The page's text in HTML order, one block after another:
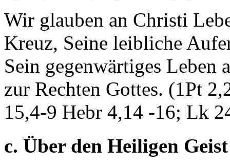
Wir glauben an Christi
Kreuz, Seine leibliche
Sein gegenwärtiges Leben
zur Rechten Gottes. (1Pt
15,4-9 Hebr 4,14 -16; Lk
c. Über den Heiligen Geist